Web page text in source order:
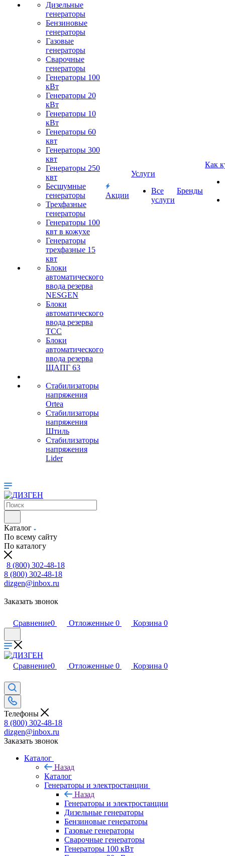
Дизельные
генераторы
Бензиновые
генераторы
Газовые
генераторы
Сварочные
генераторы
Генераторы 100
кВт
Генераторы 20
кВт
Генераторы 10
кВт
Генераторы 60
квт
Генераторы 300
квт
Генераторы 250
квт
Бесшумные
генераторы
Трехфазные
генераторы
Генераторы 100
квт в кожухе
Генераторы
трехфазные 15
квт
Блоки
автоматического
ввода резерва
NESGEN
Блоки
автоматического
ввода резерва
ТСС
Блоки
автоматического
ввода резерва
ЩАПГ 63
Стабилизаторы
напряжения
Ortea
Стабилизаторы
напряжения
Штиль
Стабилизаторы
напряжения
Lider
Акции
Услуги
Все
услуги
Бренды
Как
Каталог
По всему сайту
По каталогу
8 (800) 302-48-18
8 (800) 302-48-18
dizgen@inbox.ru
Заказать звонок
Сравнение0 Отложенные 0 Корзина 0
Сравнение0 Отложенные 0 Корзина 0
Телефоны
8 (800) 302-48-18
dizgen@inbox.ru
Заказать звонок
Каталог
Назад
Каталог
Генераторы и электростанции
Назад
Генераторы и электростанции
Дизельные генераторы
Бензиновые генераторы
Газовые генераторы
Сварочные генераторы
Генераторы 100 кВт